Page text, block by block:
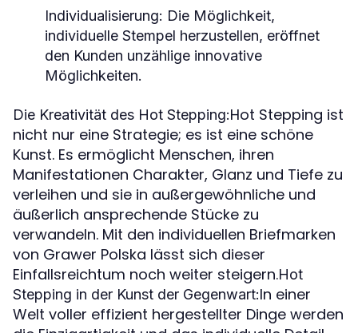
Individualisierung: Die Möglichkeit,
individuelle Stempel herzustellen, eröffnet
den Kunden unzählige innovative
Möglichkeiten.
Die Kreativität des Hot Stepping:Hot Stepping ist
nicht nur eine Strategie; es ist eine schöne
Kunst. Es ermöglicht Menschen, ihren
Manifestationen Charakter, Glanz und Tiefe zu
verleihen und sie in außergewöhnliche und
äußerlich ansprechende Stücke zu
verwandeln. Mit den individuellen Briefmarken
von Grawer Polska lässt sich dieser
Einfallsreichtum noch weiter steigern.Hot
Stepping in der Kunst der Gegenwart:In einer
Welt voller effizient hergestellter Dinge werden